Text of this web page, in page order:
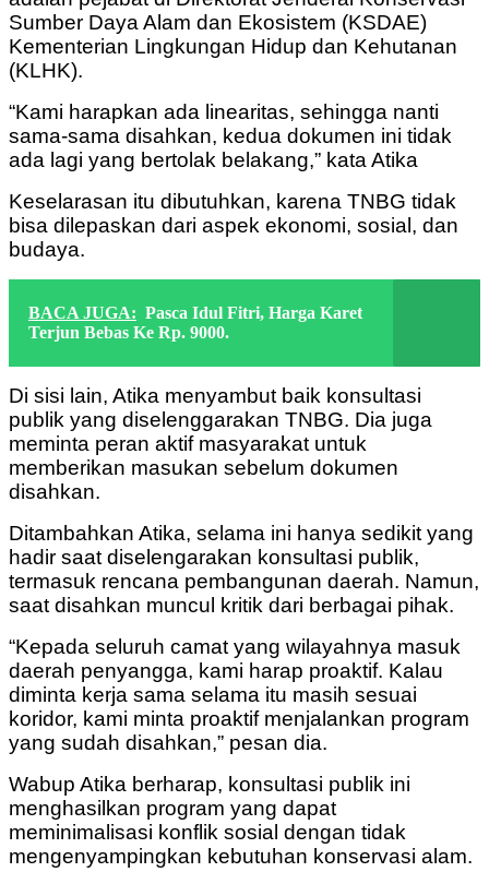
Sumber Daya Alam dan Ekosistem (KSDAE)
Kementerian Lingkungan Hidup dan Kehutanan
(KLHK).
“Kami harapkan ada linearitas, sehingga nanti
sama-sama disahkan, kedua dokumen ini tidak
ada lagi yang bertolak belakang,” kata Atika
Keselarasan itu dibutuhkan, karena TNBG tidak
bisa dilepaskan dari aspek ekonomi, sosial, dan
budaya.
BACA JUGA: Pasca Idul Fitri, Harga Karet
Terjun Bebas Ke Rp. 9000.
Di sisi lain, Atika menyambut baik konsultasi
publik yang diselenggarakan TNBG. Dia juga
meminta peran aktif masyarakat untuk
memberikan masukan sebelum dokumen
disahkan.
Ditambahkan Atika, selama ini hanya sedikit yang
hadir saat diselengarakan konsultasi publik,
termasuk rencana pembangunan daerah. Namun,
saat disahkan muncul kritik dari berbagai pihak.
“Kepada seluruh camat yang wilayahnya masuk
daerah penyangga, kami harap proaktif. Kalau
diminta kerja sama selama itu masih sesuai
koridor, kami minta proaktif menjalankan program
yang sudah disahkan,” pesan dia.
Wabup Atika berharap, konsultasi publik ini
menghasilkan program yang dapat
meminimalisasi konflik sosial dengan tidak
mengenyampingkan kebutuhan konservasi alam.